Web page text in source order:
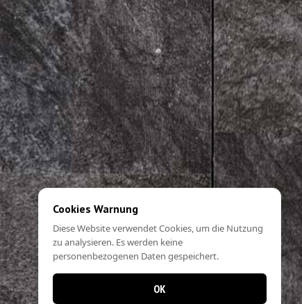
Cookies Warnung
Diese Website verwendet Cookies, um die Nutzung
zu analysieren. Es werden keine
personenbezogenen Daten gespeichert.
OK